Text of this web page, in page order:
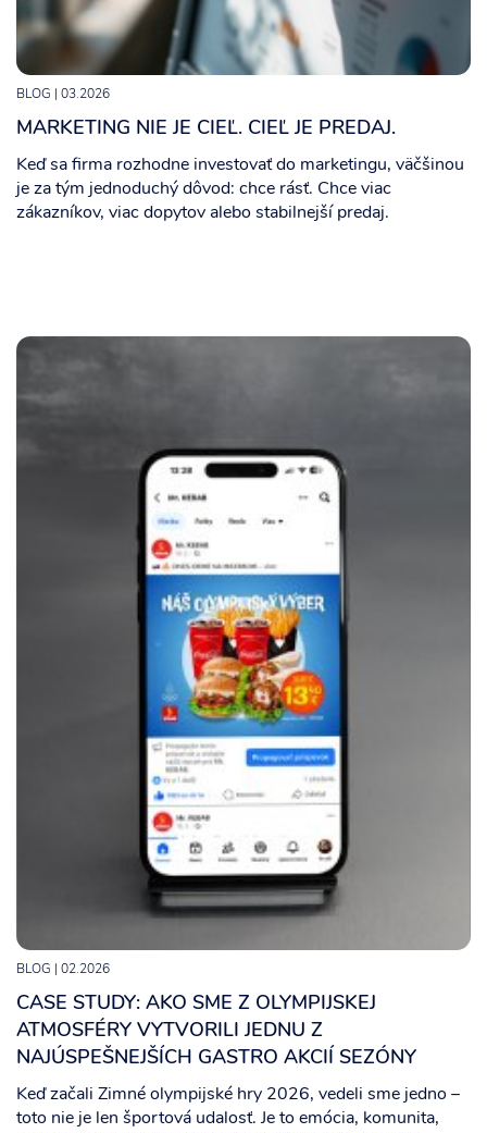
BLOG | 03.2026
MARKETING NIE JE CIEĽ. CIEĽ JE PREDAJ.
Keď sa firma rozhodne investovať do marketingu, väčšinou
je za tým jednoduchý dôvod: chce rásť. Chce viac
zákazníkov, viac dopytov alebo stabilnejší predaj.
BLOG | 02.2026
CASE STUDY: AKO SME Z OLYMPIJSKEJ
ATMOSFÉRY VYTVORILI JEDNU Z
NAJÚSPEŠNEJŠÍCH GASTRO AKCIÍ SEZÓNY
Keď začali Zimné olympijské hry 2026, vedeli sme jedno –
toto nie je len športová udalosť. Je to emócia, komunita,